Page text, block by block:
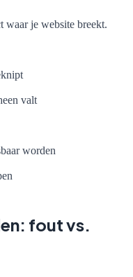
je website breekt.
valt
worden
fout vs.